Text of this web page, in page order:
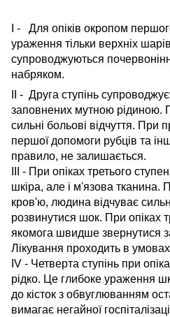
I - Для опіків окропом
ураження тільки верхніх
супроводжуються
набряком.
II - Друга ступінь
заповнених мутною рідиною.
сильні больові відчуття. При
першої допомоги рубців та
правило, не залишається.
III - При опіках третього
шкіра, але і м'язова тканина.
кров'ю, людина відчуває
розвинутися шок. При опіках
якомога швидше звернутися
Лікування проходить в умовах
IV - Четверта ступінь при
рідко. Це глибоке ураження
до кісток з обвуглюванням
вимагає негайної